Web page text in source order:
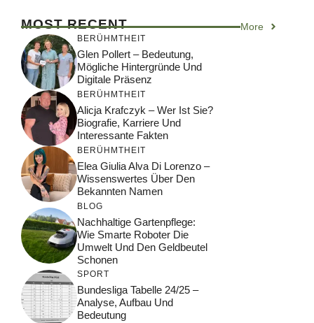
MOST RECENT More
BERÜHMTHEIT
Glen Pollert – Bedeutung,
Mögliche Hintergründe Und
Digitale Präsenz
BERÜHMTHEIT
Alicja Krafczyk – Wer Ist Sie?
Biografie, Karriere Und
Interessante Fakten
BERÜHMTHEIT
Elea Giulia Alva Di Lorenzo –
Wissenswertes Über Den
Bekannten Namen
BLOG
Nachhaltige Gartenpflege:
Wie Smarte Roboter Die
Umwelt Und Den Geldbeutel
Schonen
SPORT
Bundesliga Tabelle 24/25 –
Analyse, Aufbau Und
Bedeutung